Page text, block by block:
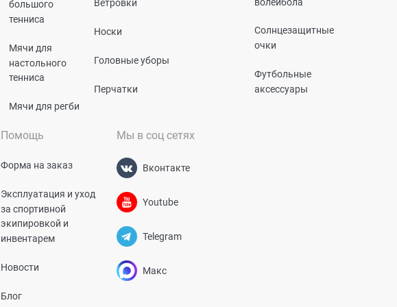
большого
тенниса
Мячи для
настольного
тенниса
Мячи для регби
Ветровки
Носки
Головные уборы
Перчатки
Солнцезащитные
очки
Футбольные
аксессуары
Помощь
Форма на заказ
Эксплуатация и уход
за спортивной
экипировкой и
инвентарем
Новости
Блог
Мы в соц сетях
Вконтакте
Youtube
Telegram
Макс